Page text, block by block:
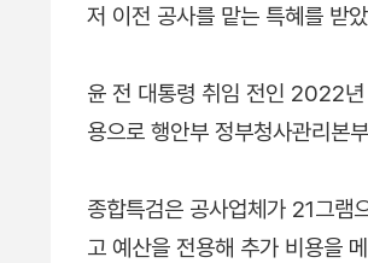
저 이전 공사를 맡는 특혜를 받
윤 전 대통령 취임 전인 2022년
용으로 행안부 정부청사관리본
종합특검은 공사업체가 21그램
고 예산을 전용해 추가 비용을